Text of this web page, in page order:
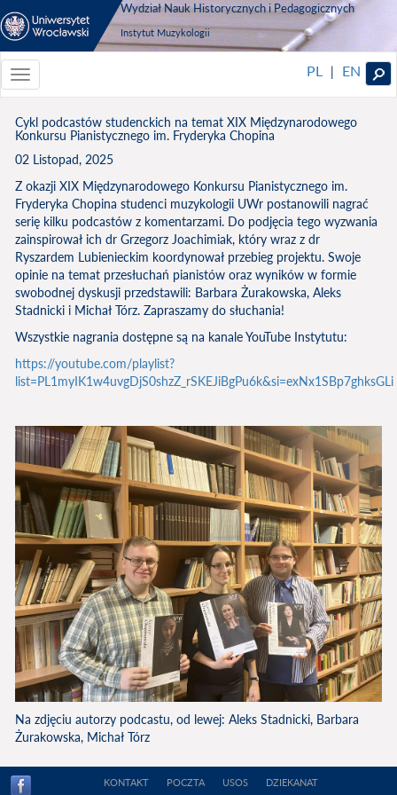
Wydział Nauk Historycznych i Pedagogicznych
Instytut Muzykologii
Toggle
navigationToggle
PL | EN
Cykl podcastów studenckich na temat XIX Międzynarodowego
Konkursu Pianistycznego im. Fryderyka Chopina
02 Listopad, 2025
Z okazji XIX Międzynarodowego Konkursu Pianistycznego im.
Fryderyka Chopina studenci muzykologii UWr postanowili nagrać
serię kilku podcastów z komentarzami. Do podjęcia tego wyzwania
zainspirował ich dr Grzegorz Joachimiak, który wraz z dr
Ryszardem Lubienieckim koordynował przebieg projektu. Swoje
opinie na temat przesłuchań pianistów oraz wyników w formie
swobodnej dyskusji przedstawili: Barbara Żurakowska, Aleks
Stadnicki i Michał Tórz. Zapraszamy do słuchania!
Wszystkie nagrania dostępne są na kanale YouTube Instytutu:
https://youtube.com/playlist?
list=PL1myIK1w4uvgDjS0shzZ_rSKEJiBgPu6k&si=exNx1SBp7ghksGLi
Na zdjęciu autorzy podcastu, od lewej: Aleks Stadnicki, Barbara
Żurakowska, Michał Tórz
KONTAKT POCZTA USOS DZIEKANAT